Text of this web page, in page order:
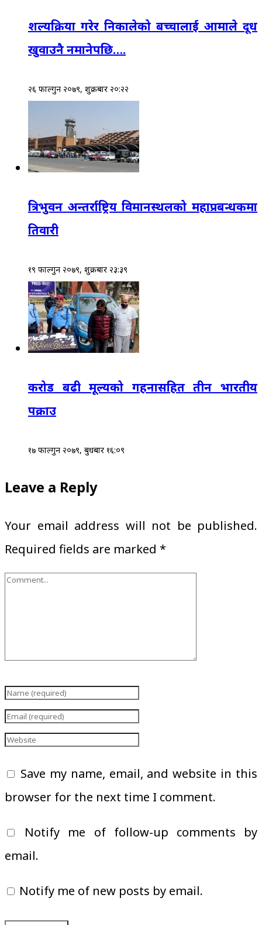
शल्यक्रिया गरेर निकालेको बच्चालाई आमाले दूध
खुवाउनै नमानेपछि….
२६ फाल्गुन २०७९, शुक्रबार २०:२२
त्रिभुवन अन्तर्राष्ट्रिय विमानस्थलको महाप्रबन्धकमा
तिवारी
१९ फाल्गुन २०७९, शुक्रबार २३:३९
करोड बढी मूल्यको गहनासहित तीन भारतीय
पक्राउ
१७ फाल्गुन २०७९, बुधबार १६:०९
Leave a Reply
Your email address will not be published.
Required fields are marked *
Save my name, email, and website in this
browser for the next time I comment.
Notify me of follow-up comments by
email.
Notify me of new posts by email.